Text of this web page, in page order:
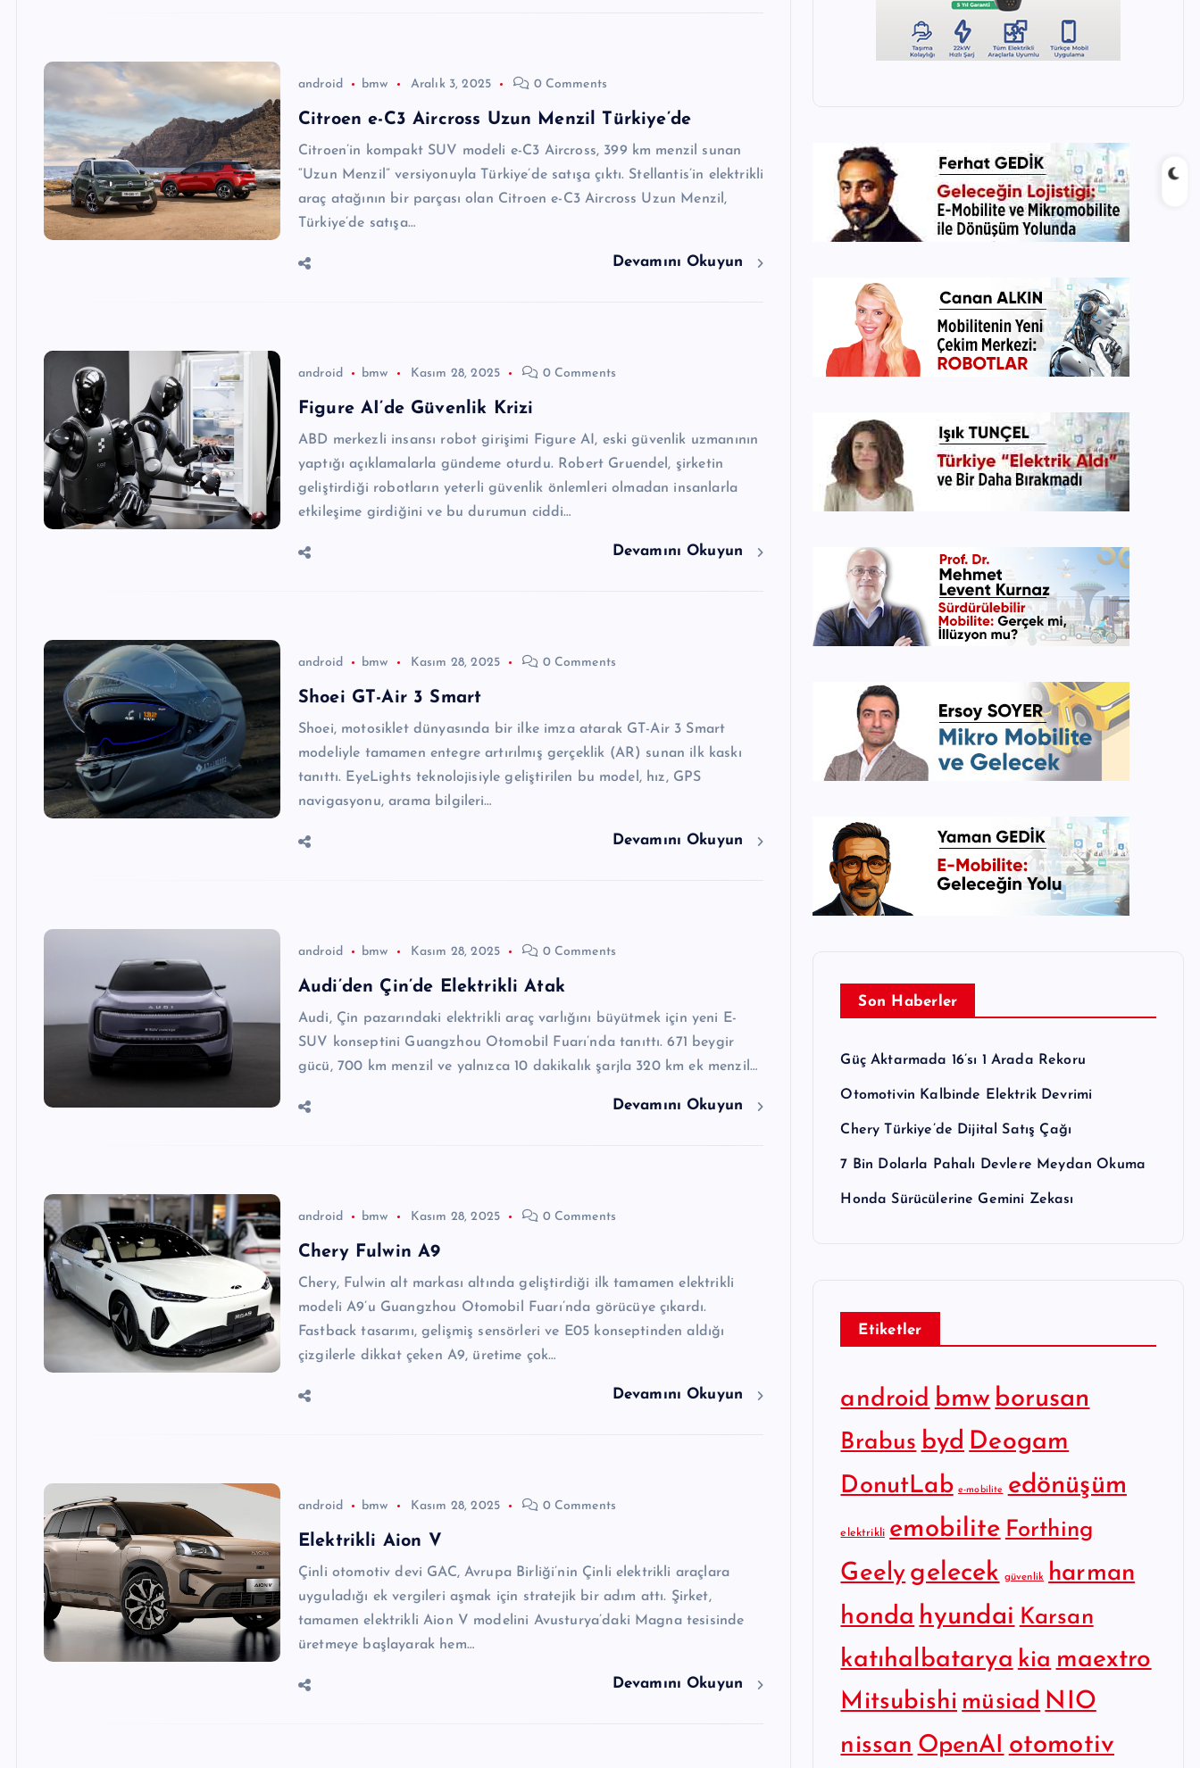
android bmw Aralık 3, 2025 0 Comments
Citroen e-C3 Aircross Uzun Menzil Türkiye’de
Citroen’in kompakt SUV modeli e-C3 Aircross, 399 km menzil sunan
“Uzun Menzil” versiyonuyla Türkiye’de satışa çıktı. Stellantis’in elektrikli
araç atağının bir parçası olan Citroen e-C3 Aircross Uzun Menzil,
Türkiye’de satışa…
Devamını Okuyun
android bmw Kasım 28, 2025 0 Comments
Figure AI’de Güvenlik Krizi
ABD merkezli insansı robot girişimi Figure AI, eski güvenlik uzmanının
yaptığı açıklamalarla gündeme oturdu. Robert Gruendel, şirketin
geliştirdiği robotların yeterli güvenlik önlemleri olmadan insanlarla
etkileşime girdiğini ve bu durumun ciddi…
Devamını Okuyun
android bmw Kasım 28, 2025 0 Comments
Shoei GT-Air 3 Smart
Shoei, motosiklet dünyasında bir ilke imza atarak GT-Air 3 Smart
modeliyle tamamen entegre artırılmış gerçeklik (AR) sunan ilk kaskı
tanıttı. EyeLights teknolojisiyle geliştirilen bu model, hız, GPS
navigasyonu, arama bilgileri…
Devamını Okuyun
android bmw Kasım 28, 2025 0 Comments
Audi’den Çin’de Elektrikli Atak
Audi, Çin pazarındaki elektrikli araç varlığını büyütmek için yeni E-
SUV konseptini Guangzhou Otomobil Fuarı’nda tanıttı. 671 beygir
gücü, 700 km menzil ve yalnızca 10 dakikalık şarjla 320 km ek menzil…
Devamını Okuyun
android bmw Kasım 28, 2025 0 Comments
Chery Fulwin A9
Chery, Fulwin alt markası altında geliştirdiği ilk tamamen elektrikli
modeli A9’u Guangzhou Otomobil Fuarı’nda görücüye çıkardı.
Fastback tasarımı, gelişmiş sensörleri ve E05 konseptinden aldığı
çizgilerle dikkat çeken A9, üretime çok…
Devamını Okuyun
android bmw Kasım 28, 2025 0 Comments
Elektrikli Aion V
Çinli otomotiv devi GAC, Avrupa Birliği’nin Çinli elektrikli araçlara
uyguladığı ek vergileri aşmak için stratejik bir adım attı. Şirket,
tamamen elektrikli Aion V modelini Avusturya’daki Magna tesisinde
üretmeye başlayarak hem…
Devamını Okuyun
Son Haberler
Güç Aktarmada 16’sı 1 Arada Rekoru
Otomotivin Kalbinde Elektrik Devrimi
Chery Türkiye’de Dijital Satış Çağı
7 Bin Dolarla Pahalı Devlere Meydan Okuma
Honda Sürücülerine Gemini Zekası
Etiketler
android bmw borusan
Brabus byd Deogam
DonutLab e-mobilite edönüşüm
elektrikli emobilite Forthing
Geely gelecek güvenlik harman
honda hyundai Karsan
katıhalbatarya kia maextro
Mitsubishi müsiad NIO
nissan OpenAI otomotiv